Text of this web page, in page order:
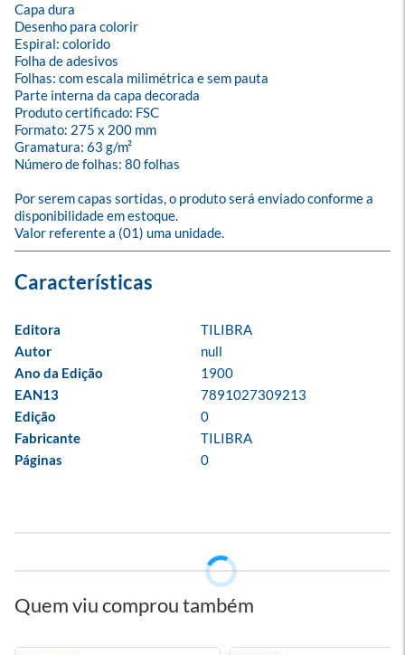
Capa dura
Desenho para colorir
Espiral: colorido
Folha de adesivos
Folhas: com escala milimétrica e sem pauta
Parte interna da capa decorada
Produto certificado: FSC
Formato: 275 x 200 mm
Gramatura: 63 g/m²
Número de folhas: 80 folhas
Por serem capas sortidas, o produto será enviado conforme a
disponibilidade em estoque.
Valor referente a (01) uma unidade.
Editora
TILIBRA
Autor
null
Ano da Edição
1900
EAN13
7891027309213
Edição
0
Fabricante
TILIBRA
Páginas
0
Quem viu comprou também